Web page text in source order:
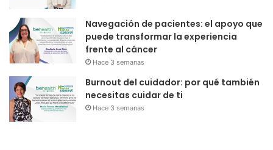
Navegación de pacientes: el apoyo que
puede transformar la experiencia
frente al cáncer
Hace 3 semanas
Burnout del cuidador: por qué también
necesitas cuidar de ti
Hace 3 semanas